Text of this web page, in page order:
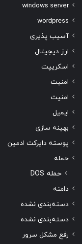
windows server
wordpress
آسیب پذیری
ارز دیجیتال
اسکریپت
امنیت
امنیت
ایمیل
بهینه سازی
پوسته دایرکت ادمین
حمله
حمله DOS
دامنه
دسته‌بندی نشده
دسته‌بندی نشده
رفع مشکل سرور